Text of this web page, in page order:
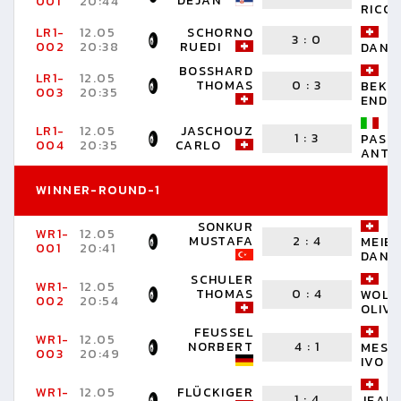
RICO
LR1-
002
12.05
20:38
SCHORNO
RUEDI 3 : 0
LR1-
003
12.05
20:35
BOSSHARD
THOMAS 0 :3
ENDI
LR1-
004
12.05
20:35
JASCHOUZ
CARLO 1 :3
WINNER-ROUND-1
WR1-
001
12.05
20:41
SONKUR
MUSTAFA 2 : 4
WR1-
002
12.05
20:54
SCHULER
THOMAS 0 : 4
WR1-
003
12.05
20:49
FEUSSEL
NORBERT 4 : 1
IVO
WR1-
12.05 FLÜCKIGER